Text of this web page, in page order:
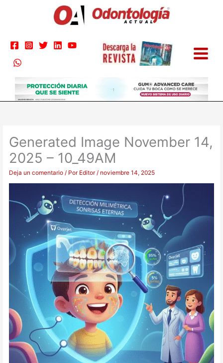
Generated Image November 14,
2025 – 10_49AM
Deja un comentario / Por Editor/ noviembre 14, 2025